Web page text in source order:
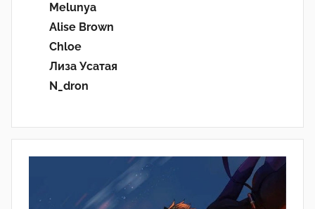
Melunya
Alise Brown
Chloe
Лиза Усатая
N_dron